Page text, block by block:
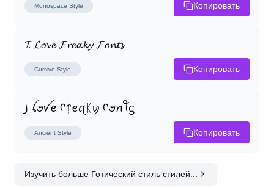
Monospace Style Копировать
𝓘 𝓛𝓸𝓿𝓮 𝓕𝓻𝓮𝓪𝓴𝔂 𝓕𝓸𝓷𝓽𝓼
Cursive Style Копировать
꠸ ꪶꪮꪜꫀ ᠻ᥅ꫀꪖᛕꪗ ᠻꪮꪀꪻᦓ
Ancient Style Копировать
Изучить больше Готический стиль стилей...